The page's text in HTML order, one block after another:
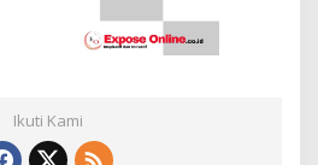
Ikuti Kami